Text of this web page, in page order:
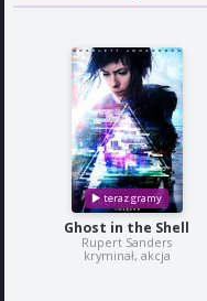
Ghost in the Shell
Rupert Sanders
kryminał, akcja